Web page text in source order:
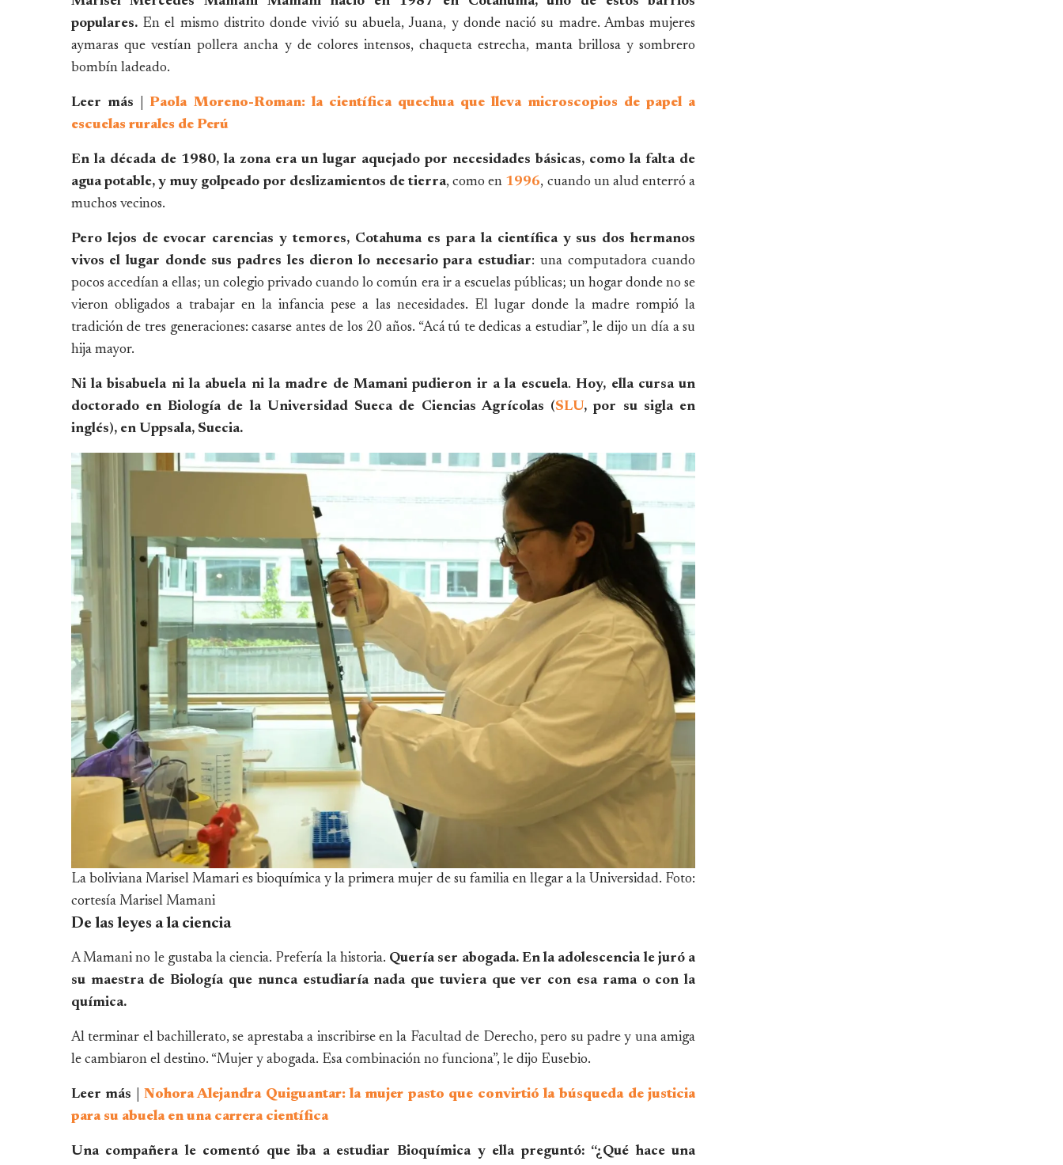
populares.En el mismo distrito donde vivió su abuela, Juana, y donde nació su madre. Ambas mujeres
aymaras que vestían pollera ancha y de colores intensos, chaqueta estrecha, manta brillosa y sombrero
bombín ladeado.
Leer más | Paola Moreno-Roman: la científica quechua que lleva microscopios de papel a
escuelas rurales de Perú
En la década de 1980, la zona era un lugar aquejado por necesidades básicas, como la falta de
agua potable, y muy golpeado por deslizamientos de tierra, como en 1996, cuando un alud enterró a
muchos vecinos.
Pero lejos de evocar carencias y temores, Cotahuma es para la científica y sus dos hermanos
vivos el lugar donde sus padres les dieron lo necesario para estudiar: una computadora cuando
pocos accedían a ellas; un colegio privado cuando lo común era ir a escuelas públicas; un hogar donde no se
vieron obligados a trabajar en la infancia pese a las necesidades. El lugar donde la madre rompió la
tradición de tres generaciones: casarse antes de los 20 años. “Acá tú te dedicas a estudiar”, le dijo un día a su
hija mayor.
Ni la bisabuela ni la abuela ni la madre de Mamani pudieron ir a la escuela.Hoy, ella cursa un
doctorado en Biología de la Universidad Sueca de Ciencias Agrícolas (SLU, por su sigla en
inglés), en Uppsala, Suecia.
La boliviana Marisel Mamari es bioquímica y la primera mujer de su familia en llegar a la Universidad. Foto:
cortesía Marisel Mamani
De las leyes a la ciencia
A Mamani no le gustaba la ciencia. Prefería la historia. Quería ser abogada. En la adolescencia le juró a
su maestra de Biología que nunca estudiaría nada que tuviera que ver con esa rama o con la
química.
Al terminar el bachillerato, se aprestaba a inscribirse en la Facultad de Derecho, pero su padre y una amiga
le cambiaron el destino. “Mujer y abogada. Esa combinación no funciona”, le dijo Eusebio.
Leer más | Nohora Alejandra Quiguantar: la mujer pasto que convirtió la búsqueda de justicia
para su abuela en una carrera científica
Una compañera le comentó que iba a estudiar Bioquímica y ella preguntó: “¿Qué hace una